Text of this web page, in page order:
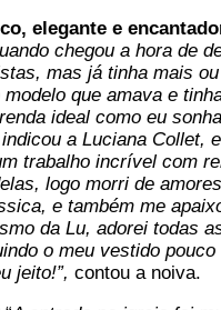
elegante e
chegou a hora de
mas já tinha mais
que amava e
ideal como eu
a Luciana Collet,
trabalho incrível com
logo morri de
e também me
da Lu, adorei todas
o meu vestido pouco
jeito!”,contou a noiva.